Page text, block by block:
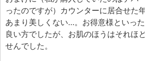
ったのですが）カウンターに居合せた
あまり美しくない…。お得意様といっ
良い方でしたが、お肌のほうはそれほ
せんでした。